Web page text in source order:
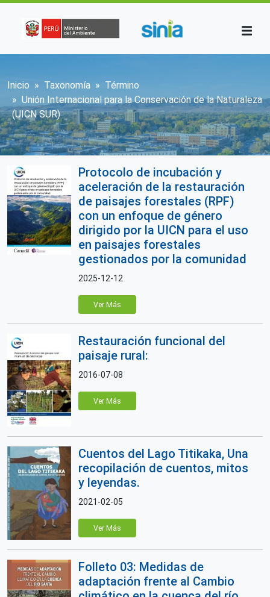
Sobrescribir enlaces de ayuda a la
Inicio Taxonomía
Término
Unión Internacional para la Conservación de la Naturaleza
(UICN SUR)
Protocolo de incubación y
aceleración de la restauración
de paisajes forestales (RPF)
con un enfoque de género
dirigido por la UICN para el uso
en paisajes forestales
gestionados por la comunidad
2025-12-12
Ver Más
Restauración funcional del
paisaje rural:
2016-07-08
Ver Más
Cuentos del Lago Titikaka, Una
recopilación de cuentos, mitos
y leyendas.
2021-02-05
Ver Más
Folleto 03: Medidas de
adaptación frente al Cambio